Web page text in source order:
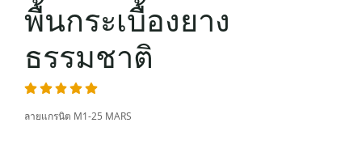
พื้นกระเบื้องยาง
ธรรมชาติ
ลายแกรนิต M1-25 MARS